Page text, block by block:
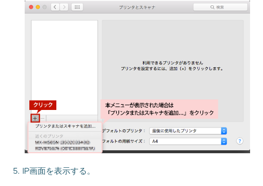
5. IP画面を表示する。